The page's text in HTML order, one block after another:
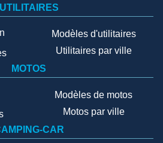
UTILITAIRES
Modèles d'utilitaires
Utilitaires par ville
MOTOS
Modèles de motos
Motos par ville
CAR